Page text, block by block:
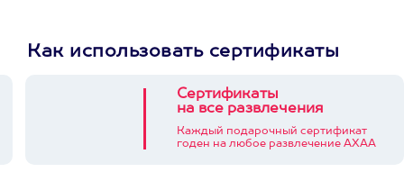
Как использовать сертификаты
Сертификаты
на все развлечения
Каждый подарочный сертификат
годен на любое развлечение АХАА